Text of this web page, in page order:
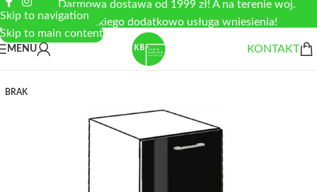
Skip to navigation
Skip to main content
Darmowa dostawa od 1999 zł! A na terenie woj.
łódzkiego dodatkowo usługa wniesienia!
MENU KONTAKT
BRAK